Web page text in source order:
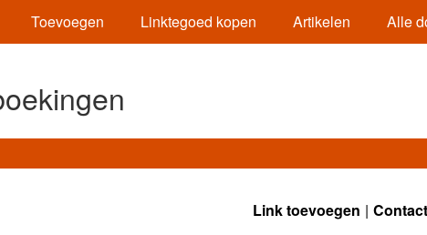
Toevoegen Linktegoed kopen Artikelen Alle
Link toevoegen Contact